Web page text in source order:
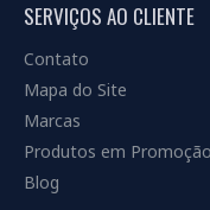
SERVIÇOS AO CLIENTE
Contato
Mapa do Site
Marcas
Produtos em Promoção
Blog